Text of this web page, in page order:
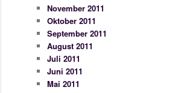
November 2011
Oktober 2011
September 2011
August 2011
Juli 2011
Juni 2011
Mai 2011